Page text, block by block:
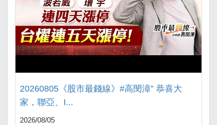
20260805《股市最錢線》#高閔漳” 恭喜大
家，聯亞、I...
2026/08/05